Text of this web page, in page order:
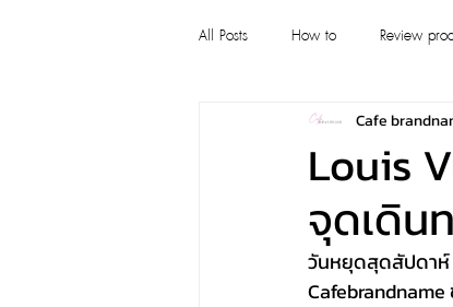
All Posts How to Review
Louis
จุดเดิน
Cafe
วันหยุดสุดสัปดาห์
Cafebrandname